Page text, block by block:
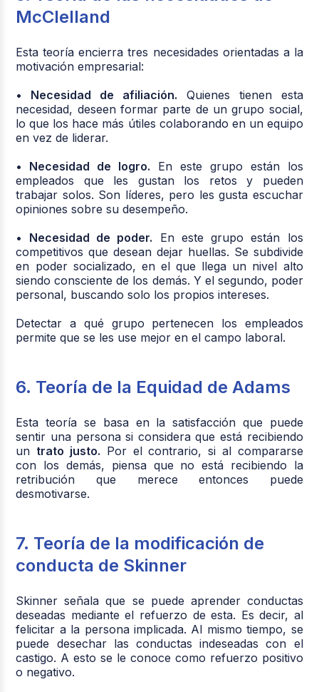
McClelland
Esta teoría encierra tres necesidades orientadas a la
motivación empresarial:
• Necesidad de afiliación. Quienes tienen esta
necesidad, deseen formar parte de un grupo social,
lo que los hace más útiles colaborando en un equipo
en vez de liderar.
• Necesidad de logro. En este grupo están los
empleados que les gustan los retos y pueden
trabajar solos. Son líderes, pero les gusta escuchar
opiniones sobre su desempeño.
• Necesidad de poder. En este grupo están los
competitivos que desean dejar huellas. Se subdivide
en poder socializado, en el que llega un nivel alto
siendo consciente de los demás. Y el segundo, poder
personal, buscando solo los propios intereses.
Detectar a qué grupo pertenecen los empleados
permite que se les use mejor en el campo laboral.
6. Teoría de la Equidad de Adams
Esta teoría se basa en la satisfacción que puede
sentir una persona si considera que está recibiendo
un trato justo. Por el contrario, si al compararse
con los demás, piensa que no está recibiendo la
retribución que merece entonces puede
desmotivarse.
7. Teoría de la modificación de
conducta de Skinner
Skinner señala que se puede aprender conductas
deseadas mediante el refuerzo de esta. Es decir, al
felicitar a la persona implicada. Al mismo tiempo, se
puede desechar las conductas indeseadas con el
castigo. A esto se le conoce como refuerzo positivo
o negativo.